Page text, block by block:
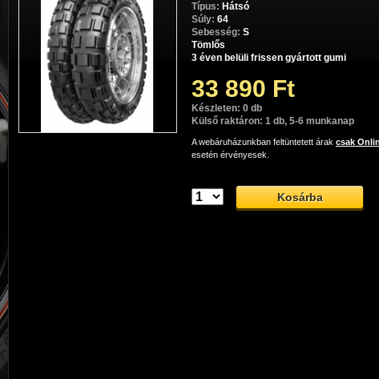
Típus: Hátsó
Súly: 64
Sebesség: S
Tömlős
3 éven belüli frissen gyártott gumi
33 890 Ft
Készleten: 0 db
Külső raktáron: 1 db, 5-6 munkanap
A webáruházunkban feltüntetett árak csak
esetén érvényesek.